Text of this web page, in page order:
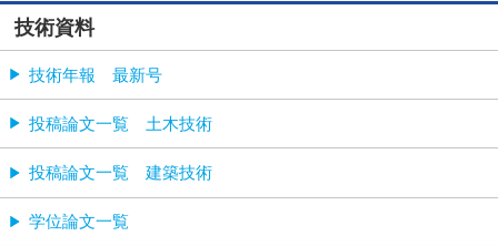
技術資料
技術年報 最新号
投稿論文一覧 土木技術
投稿論文一覧 建築技術
学位論文一覧